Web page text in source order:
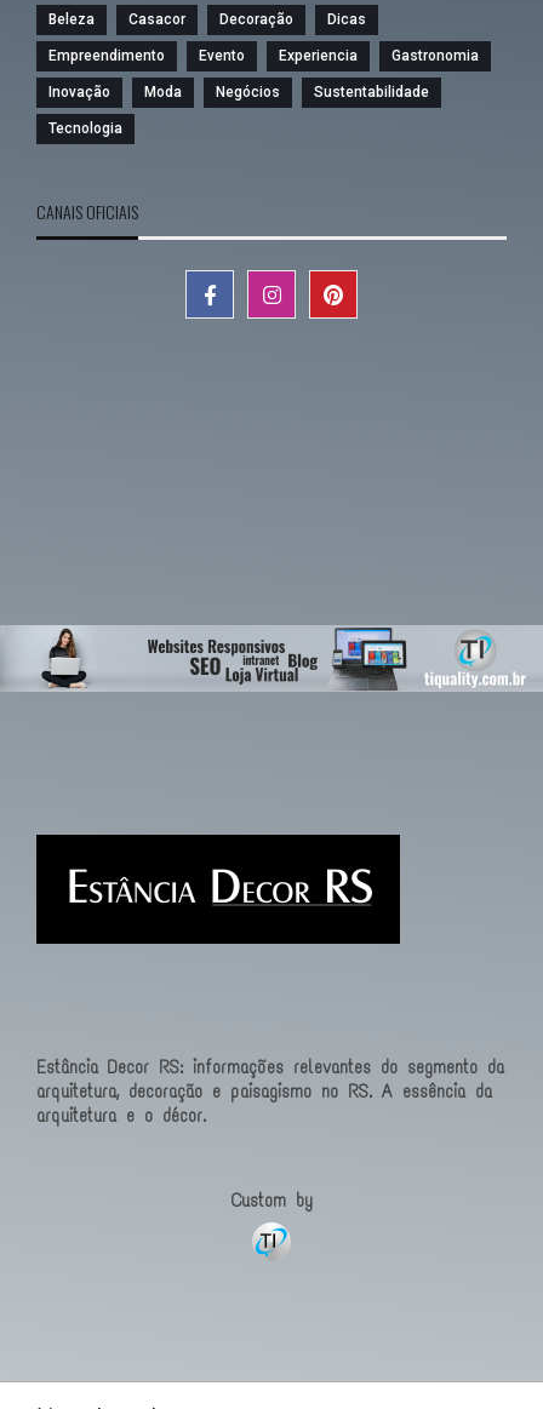
Beleza Casacor Decoração Dicas
Empreendimento Evento Experiencia Gastronomia
Inovação Moda Negócios Sustentabilidade
Tecnologia
CANAIS OFICIAIS
Estância Decor RS: informações relevantes do segmento da
arquitetura, decoração e paisagismo no RS. A essência da
arquitetura e o décor.
Custom by